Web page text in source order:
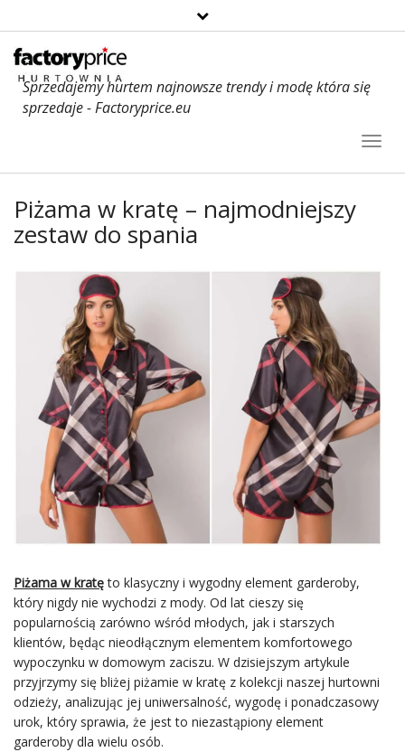
Sprzedajemy hurtem najnowsze trendy i modę która się
sprzedaje - Factoryprice.eu
Piżama w kratę – najmodniejszy
zestaw do spania
Piżama w kratęto klasyczny i wygodny element garderoby,
który nigdy nie wychodzi z mody. Od lat cieszy się
popularnością zarówno wśród młodych, jak i starszych
klientów, będąc nieodłącznym elementem komfortowego
wypoczynku w domowym zaciszu. W dzisiejszym artykule
przyjrzymy się bliżej piżamie w kratę z kolekcji naszej hurtowni
odzieży, analizując jej uniwersalność, wygodę i ponadczasowy
urok, który sprawia, że jest to niezastąpiony element
garderoby dla wielu osób.